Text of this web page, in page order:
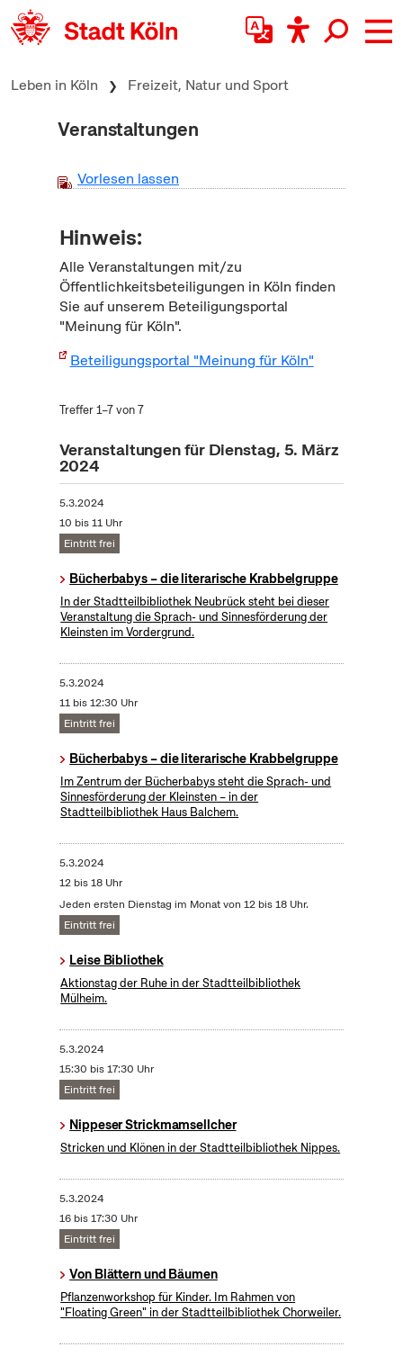
zum Inhalt springen
Leben in Köln Freizeit, Natur und Sport
Veranstaltungen
Vorlesen lassen
Hinweis:
Alle Veranstaltungen mit/zu
Öffentlichkeitsbeteiligungen in Köln finden
Sie auf unserem Beteiligungsportal
"Meinung für Köln".
Beteiligungsportal "Meinung für Köln"
Treffer 1–7 von 7
Veranstaltungen für Dienstag, 5. März
2024
5.3.2024
10 bis 11 Uhr
Eintritt frei
Bücherbabys – die literarische Krabbelgruppe
In der Stadtteilbibliothek Neubrück steht bei dieser
Veranstaltung die Sprach- und Sinnesförderung der
Kleinsten im Vordergrund.
5.3.2024
11 bis 12:30 Uhr
Eintritt frei
Bücherbabys – die literarische Krabbelgruppe
Im Zentrum der Bücherbabys steht die Sprach- und
Sinnesförderung der Kleinsten – in der
Stadtteilbibliothek Haus Balchem.
5.3.2024
12 bis 18 Uhr
Jeden ersten Dienstag im Monat von 12 bis 18 Uhr.
Eintritt frei
Leise Bibliothek
Aktionstag der Ruhe in der Stadtteilbibliothek
Mülheim.
5.3.2024
15:30 bis 17:30 Uhr
Eintritt frei
Nippeser Strickmamsellcher
Stricken und Klönen in der Stadtteilbibliothek Nippes.
5.3.2024
16 bis 17:30 Uhr
Eintritt frei
Von Blättern und Bäumen
Pflanzenworkshop für Kinder. Im Rahmen von
"Floating Green" in der Stadtteilbibliothek Chorweiler.